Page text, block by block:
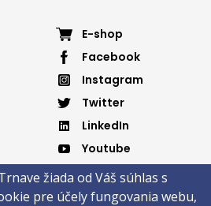
Footer
menu
4
E-shop
Facebook
Instagram
Twitter
LinkedIn
Youtube
Spotify
žiada od Váš súhlas s
pre účely fungovania webu,